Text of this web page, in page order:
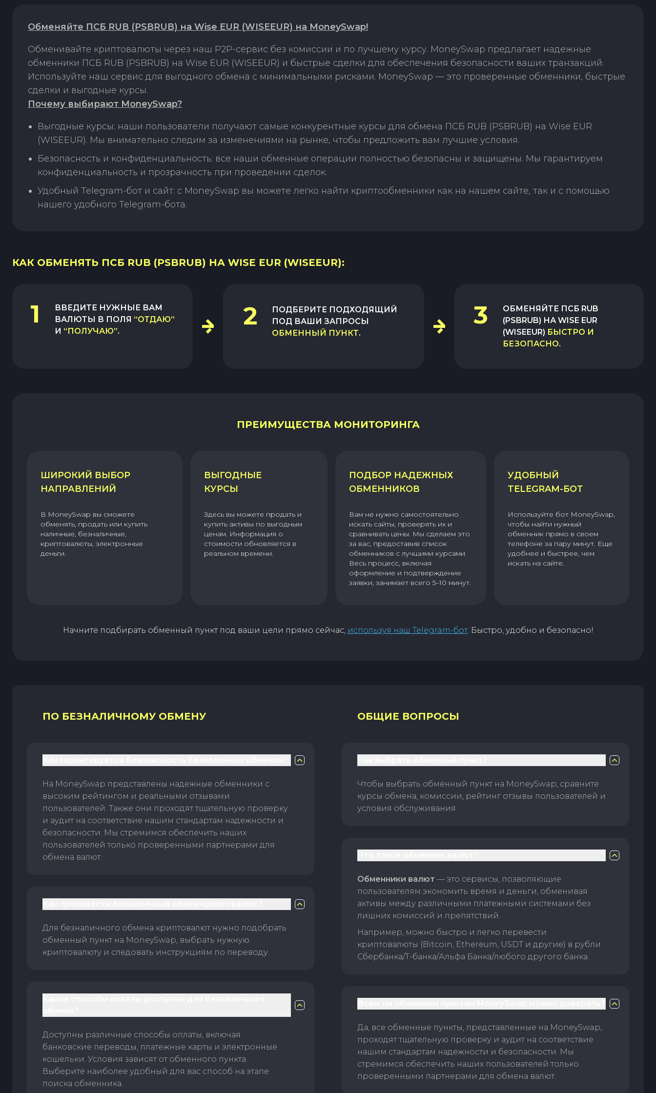
Обменяйте ПСБ RUB (PSBRUB) на Wise EUR (WISEEUR) на MoneySwap!
Обменивайте криптовалюты через наш P2P-сервис без комиссии и по лучшему курсу. MoneySwap предлагает надежные
обменники ПСБ RUB (PSBRUB) на Wise EUR (WISEEUR) и быстрые сделки для обеспечения безопасности ваших транзакций.
Используйте наш сервис для выгодного обмена с минимальными рисками. MoneySwap — это проверенные обменники, быстрые
сделки и выгодные курсы.
Почему выбирают MoneySwap?
Выгодные курсы: наши пользователи получают самые конкурентные курсы для обмена ПСБ RUB (PSBRUB) на Wise EUR
(WISEEUR). Мы внимательно следим за изменениями на рынке, чтобы предложить вам лучшие условия.
Безопасность и конфиденциальность: все наши обменные операции полностью безопасны и защищены. Мы гарантируем
конфиденциальность и прозрачность при проведении сделок.
Удобный Telegram-бот и сайт: с MoneySwap вы можете легко найти криптообменники как на нашем сайте, так и с помощью
нашего удобного Telegram-бота.
КАК ОБМЕНЯТЬ ПСБ RUB (PSBRUB) НА WISE EUR (WISEEUR):
1
ВВЕДИТЕ НУЖНЫЕ ВАМ
ВАЛЮТЫ В ПОЛЯ “ОТДАЮ”
И “ПОЛУЧАЮ”.
2
ПОДБЕРИТЕ ПОДХОДЯЩИЙ
ПОД ВАШИ ЗАПРОСЫ
ОБМЕННЫЙ ПУНКТ.
3 ОБМЕНЯЙТЕ ПСБ RUB
(PSBRUB) НАWISE EUR
(WISEEUR) БЫСТРО И
БЕЗОПАСНО.
ПРЕИМУЩЕСТВА МОНИТОРИНГА
ШИРОКИЙ ВЫБОР
НАПРАВЛЕНИЙ
В MoneySwap вы сможете
обменять, продать или купить
наличные, безналичные,
криптовалюты, электронные
деньги.
ВЫГОДНЫЕ
КУРСЫ
Здесь вы можете продать и
купить активы по выгодным
ценам. Информация о
стоимости обновляется в
реальном времени.
ПОДБОР НАДЕЖНЫХ
ОБМЕННИКОВ
Вам не нужно самостоятельно
искать сайты, проверять их и
сравнивать цены. Мы сделаем это
за вас, предоставив список
обменников с лучшими курсами.
Весь процесс, включая
оформление и подтверждение
заявки, занимает всего 5–10 минут.
УДОБНЫЙ
TELEGRAM-БОТ
Используйте бот MoneySwap,
чтобы найти нужный
обменник прямо в своем
телефоне за пару минут. Еще
удобнее и быстрее, чем
искать на сайте.
Начните подбирать обменный пункт под ваши цели прямо сейчас, используя наш Telegram-бот. Быстро, удобно и безопасно!
ПО БЕЗНАЛИЧНОМУ ОБМЕНУ
На MoneySwap представлены надежные обменники с
высоким рейтингом и реальными отзывами
пользователей. Также они проходят тщательную проверку
и аудит на соответствие нашим стандартам надежности и
безопасности. Мы стремимся обеспечить наших
пользователей только проверенными партнерами для
обмена валют.
Для безналичного обмена криптовалют нужно подобрать
обменный пункт на MoneySwap, выбрать нужную
криптовалюту и следовать инструкциям по переводу.
Доступны различные способы оплаты, включая
банковские переводы, платежные карты и электронные
кошельки. Условия зависят от обменного пункта.
Выберите наиболее удобный для вас способ на этапе
поиска обменника.
ОБЩИЕ ВОПРОСЫ
Чтобы выбрать обменный пункт на MoneySwap, сравните
курсы обмена, комиссии, рейтинг отзывы пользователей и
условия обслуживания.
Обменники валют — это сервисы, позволяющие
пользователям экономить время и деньги, обменивая
активы между различными платежными системами без
лишних комиссий и препятствий.
Например, можно быстро и легко перевести
криптовалюты (Bitcoin, Ethereum, USDT и другие) в рубли
Сбербанка/Т-банка/Альфа Банка/любого другого банка.
Да, все обменные пункты, представленные на MoneySwap,
проходят тщательную проверку и аудит на соответствие
нашим стандартам надежности и безопасности. Мы
стремимся обеспечить наших пользователей только
проверенными партнерами для обмена валют.